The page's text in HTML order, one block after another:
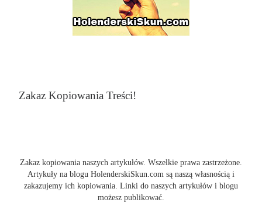
Zakaz Kopiowania Treści!
Zakaz kopiowania naszych artykułów. Wszelkie prawa zastrzeżone.
Artykuły na blogu HolenderskiSkun.com są naszą własnością i
zakazujemy ich kopiowania. Linki do naszych artykułów i blogu
możesz publikować.